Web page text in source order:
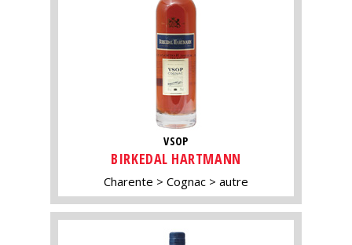
VSOP
BIRKEDAL HARTMANN
Charente Cognac autre